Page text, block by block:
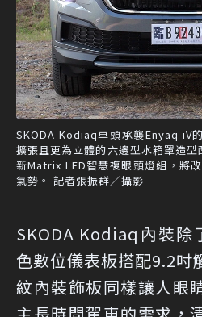
SKODA Kodiaq車頭承襲Enyaq iV
擴張且更為立體的六邊型水箱罩造
新Matrix LED智慧複眼頭燈組，將
氣勢。 記者張振群／攝影
SKODA Kodiaq內裝除
色數位儀表板搭配9.2吋
紋內裝飾板同樣讓人眼